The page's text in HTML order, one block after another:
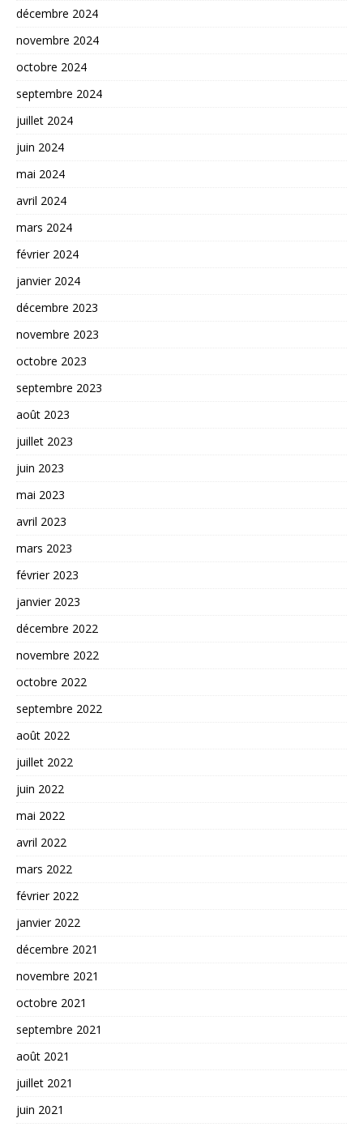
décembre 2024
novembre 2024
octobre 2024
septembre 2024
juillet 2024
juin 2024
mai 2024
avril 2024
mars 2024
février 2024
janvier 2024
décembre 2023
novembre 2023
octobre 2023
septembre 2023
août 2023
juillet 2023
juin 2023
mai 2023
avril 2023
mars 2023
février 2023
janvier 2023
décembre 2022
novembre 2022
octobre 2022
septembre 2022
août 2022
juillet 2022
juin 2022
mai 2022
avril 2022
mars 2022
février 2022
janvier 2022
décembre 2021
novembre 2021
octobre 2021
septembre 2021
août 2021
juillet 2021
juin 2021